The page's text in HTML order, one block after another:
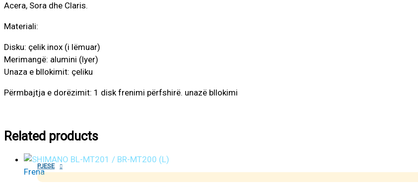
PJESE
Acera, Sora dhe Claris.
Materiali:
Disku: çelik inox (i lëmuar)
Merimangë: alumini (lyer)
Unaza e bllokimit: çeliku
Përmbajtja e dorëzimit: 1 disk frenimi përfshirë. unazë bllokimi
Related products
Frena